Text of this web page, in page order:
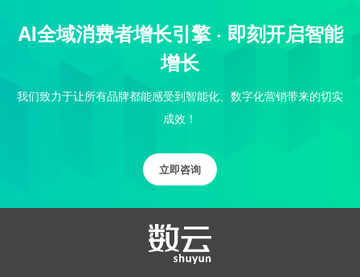
AI全域消费者增长引擎 · 即刻开启智能
增长
我们致力于让所有品牌都能感受到智能化、数字化营销带来的切实
成效！
立即咨询